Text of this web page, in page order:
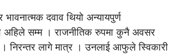
दवाव थियो अन्यायपुर्ण
अहिले सम्म । राजनीतिक रुपमा कुनै अवसर
। निरन्तर लागे मात्र । उनलाई आफुले स्विकारी